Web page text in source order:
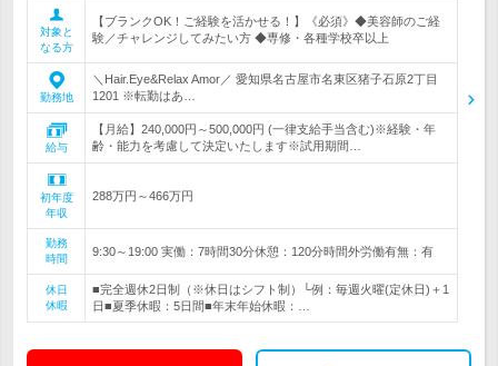
対象と
なる方
【ブランクOK！ご経験を活かせる！】《必須》◆美容師のご経
験／チャレンジしてみたい方 ◆専修・各種学校卒以上
勤務地
＼Hair.Eye&Relax Amor／ 愛知県名古屋市名東区猪子石原2丁目
1201 ※転勤はあ…
給与
【月給】240,000円～500,000円 (一律支給手当含む)※経験・年
齢・能力を考慮して決定いたします※試用期間…
初年度
年収
288万円～466万円
勤務
時間
9:30～19:00 実働：7時間30分休憩：120分時間外労働有無：有
休日
休暇
■完全週休2日制（※休日はシフト制）└例：毎週火曜(定休日)＋1
日■夏季休暇：5日間■年末年始休暇：…